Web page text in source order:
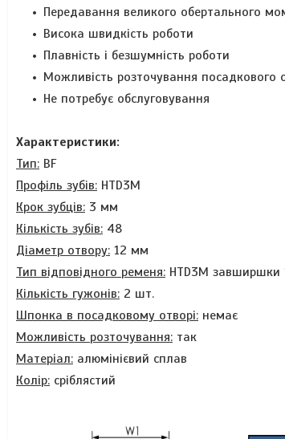
Передавання великого обертального
Висока швидкість роботи
Плавність і безшумність роботи
Можливість розточування посадкового
Не потребує обслуговування
Характеристики:
Тип: BF
Профіль зубів: HTD3M
Крок зубців: 3 мм
Кількість зубів: 48
Діаметр отвору: 12 мм
Тип відповідного ременя: HTD3M завширшки
Кількість гужонів: 2 шт.
Шпонка в посадковому отворі: немає
Можливість розточування: так
Матеріал: алюмінієвий сплав
Колір: сріблястий